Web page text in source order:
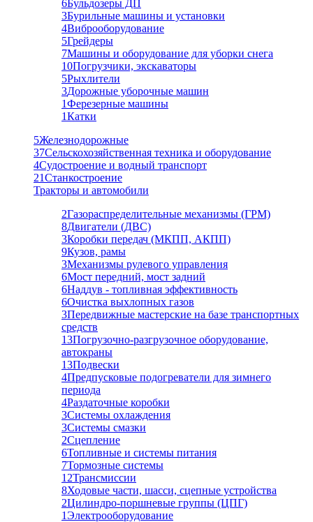
6Бульдозеры ДП
3Бурильные машины и установки
4Виброоборудование
5Грейдеры
7Машины и оборудование для уборки снега
10Погрузчики, экскаваторы
5Рыхлители
3Дорожные уборочные машин
1Ферезерные машины
1Катки
5Железнодорожные
37Сельскохозяйственная техника и оборудование
4Судостроение и водный транспорт
21Станкостроение
Тракторы и автомобили
2Газораспределительные механизмы (ГРМ)
8Двигатели (ДВС)
3Коробки передач (МКПП, АКПП)
9Кузов, рамы
3Механизмы рулевого управления
6Мост передний, мост задний
6Наддув - топливная эффективность
6Очистка выхлопных газов
3Передвижные мастерские на базе транспортных
средств
13Погрузочно-разгрузочное оборудование,
автокраны
13Подвески
4Предпусковые подогреватели для зимнего
периода
4Раздаточные коробки
3Системы охлаждения
3Системы смазки
2Сцепление
6Топливные и системы питания
7Тормозные системы
12Трансмиссии
8Ходовые части, шасси, сцепные устройства
2Цилиндро-поршневые группы (ЦПГ)
1Электрооборудование